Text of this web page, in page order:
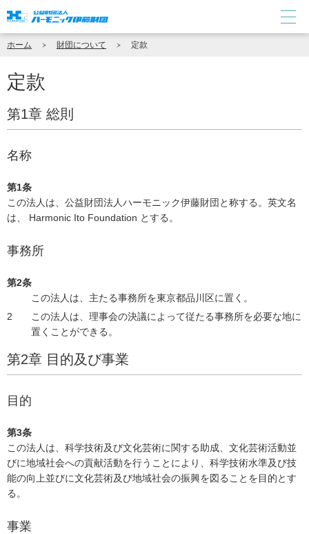
ホーム 財団について 定款
定款
第1章 総則
名称
第1条
この法人は、公益財団法人ハーモニック伊藤財団と称する。英文名
は、 Harmonic Ito Foundation とする。
事務所
第2条
この法人は、主たる事務所を東京都品川区に置く。
この法人は、理事会の決議によって従たる事務所を必要な地に
置くことができる。
第2章 目的及び事業
目的
第3条
この法人は、科学技術及び文化芸術に関する助成、文化芸術活動並
びに地域社会への貢献活動を行うことにより、科学技術水準及び技
能の向上並びに文化芸術及び地域社会の振興を図ることを目的とす
る。
事業